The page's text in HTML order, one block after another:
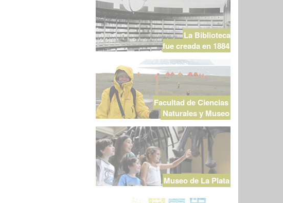
La Biblioteca
fue creada en 1884
Facultad de Ciencias
Naturales y Museo
Museo de La Plata